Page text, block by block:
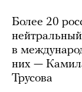
Более 20
нейтральный
в
них —
Трусова